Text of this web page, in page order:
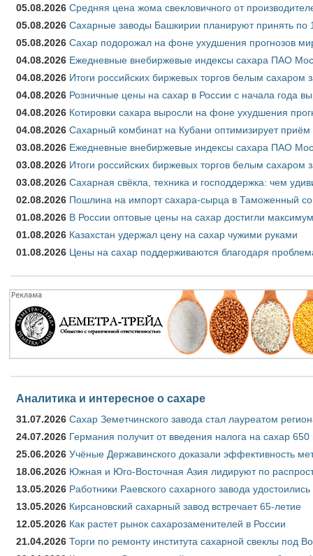
05.08.2026 Средняя цена жома свекловичного от
05.08.2026 Сахарные заводы Башкирии планируют принять по
05.08.2026 Сахар подорожал на фоне ухудшения прогнозов
04.08.2026 Ежедневные внебиржевые индексы сахара ПАО
04.08.2026 Итоги российских биржевых торгов белым сахаром
04.08.2026 Розничные цены на сахар в России с начала года
04.08.2026 Котировки сахара выросли на фоне ухудшения
04.08.2026 Сахарный комбинат на Кубани оптимизирует приём
03.08.2026 Ежедневные внебиржевые индексы сахара ПАО
03.08.2026 Итоги российских биржевых торгов белым сахаром
03.08.2026 Сахарная свёкла, техника и господдержка: чем
02.08.2026 Пошлина на импорт сахара-сырца в Таможенный
01.08.2026 В России оптовые цены на сахар достигли
01.08.2026 Казахстан удержал цену на сахар чужими руками
01.08.2026 Цены на сахар поддерживаются благодаря
Аналитика и интересное о сахаре
31.07.2026 Сахар Земетчинского завода стал лауреатом
24.07.2026 Германия получит от введения налога на сахар
25.06.2026 Учёные Державинского доказали эффективность
18.06.2026 Южная и Юго-Восточная Азия лидируют по
13.05.2026 Работники Раевского сахарного завода удостоились
13.05.2026 Кирсановский сахарный завод встречает 65-летие
12.05.2026 Как растет рынок сахарозаменителей в России
21.04.2026 Торги по ремонту института сахарной свеклы под